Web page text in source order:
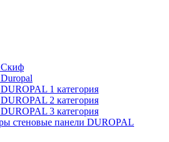
Скиф
1 категория
2 категория
3 категория
стеновые панели DUROPAL